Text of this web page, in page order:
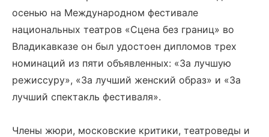
осенью на Международном фестивале
национальных театров «Сцена без границ» во
Владикавказе он был удостоен дипломов трех
номинаций из пяти объявленных: «За лучшую
режиссуру», «За лучший женский образ» и «За
лучший спектакль фестиваля».
Члены жюри, московские критики, театроведы и